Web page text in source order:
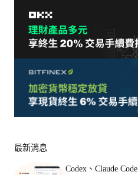
最新消息
Codex、Claude